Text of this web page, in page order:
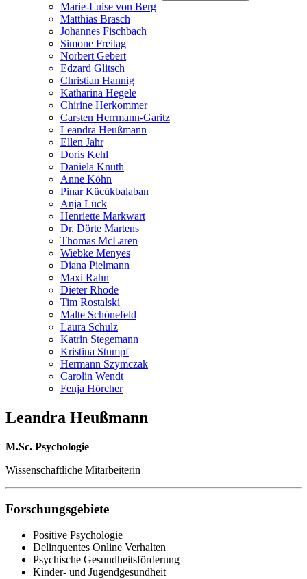
Marie-Luise von Berg
Matthias Brasch
Johannes Fischbach
Simone Freitag
Norbert Gebert
Edzard Glitsch
Christian Hannig
Katharina Hegele
Chirine Herkommer
Carsten Herrmann-Garitz
Leandra Heußmann
Ellen Jahr
Doris Kehl
Daniela Knuth
Anne Köhn
Pinar Kücükbalaban
Anja Lück
Henriette Markwart
Dr. Dörte Martens
Thomas McLaren
Wiebke Menyes
Diana Pielmann
Maxi Rahn
Dieter Rhode
Tim Rostalski
Malte Schönefeld
Laura Schulz
Katrin Stegemann
Kristina Stumpf
Hermann Szymczak
Carolin Wendt
Fenja Hörcher
Leandra Heußmann
M.Sc. Psychologie
Wissenschaftliche Mitarbeiterin
Forschungsgebiete
Positive Psychologie
Delinquentes Online Verhalten
Psychische Gesundheitsförderung
Kinder- und Jugendgesundheit